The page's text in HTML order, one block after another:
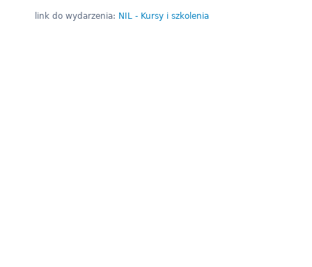
link do wydarzenia: NIL - Kursy i szkolenia